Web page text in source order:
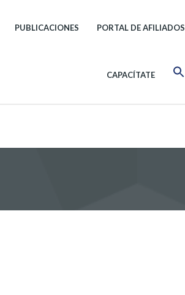
PUBLICACIONES PORTAL DE AFILIADOS
CAPACÍTATE